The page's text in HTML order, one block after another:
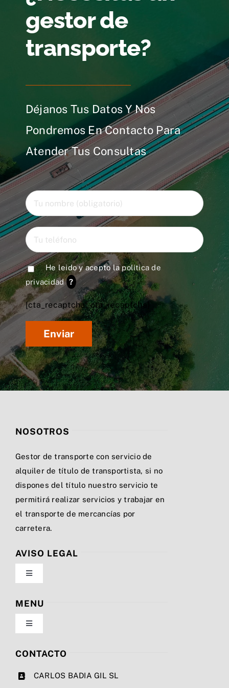
gestor de
transporte?
Déjanos Tus Datos Y Nos
Pondremos En Contacto Para
Atender Tus Consultas
He leido y acepto lapolítica de
privacidad ?
[cta_recaptcha* cta_recaptcha]
NOSOTROS
Gestor de transporte con servicio de
alquiler de título de transportista, si no
dispones del título nuestro servicio te
permitirá realizar servicios y trabajar en
el transporte de mercancías por
carretera.
AVISO LEGAL
Toggle
Navigation
Política de privacidad
Condiciones de uso
MENU
Toggle
Navigation
Nosotros
CONTACTO
CARLOS BADIA GIL SL